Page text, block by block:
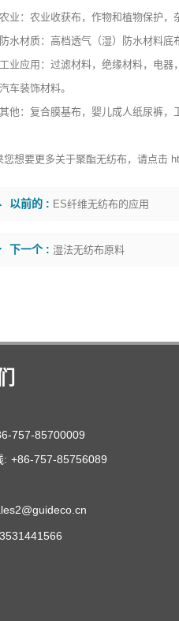
业：农业收获布，作物和植物保护，
水材质：高档透气（湿）防水材料底
业应用：过滤材料，绝缘材料，电器
车装饰材料。
他：复合膜基布，婴儿成人纸尿裤，
您想要更多关于聚酯无纺布，请点击
以前的 : ES纤维无纺布的应用
下一个 : 湿法无纺布原料
757-85700009
: +86-757-85756089